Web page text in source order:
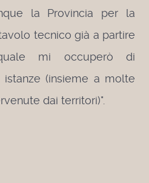
la Provincia per la
tecnico già a partire
mi occuperò di
(insieme a molte
dai territori)".